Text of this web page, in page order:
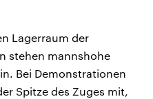
Lagerraum der
stehen mannshohe
Bei Demonstrationen
Spitze des Zuges mit,